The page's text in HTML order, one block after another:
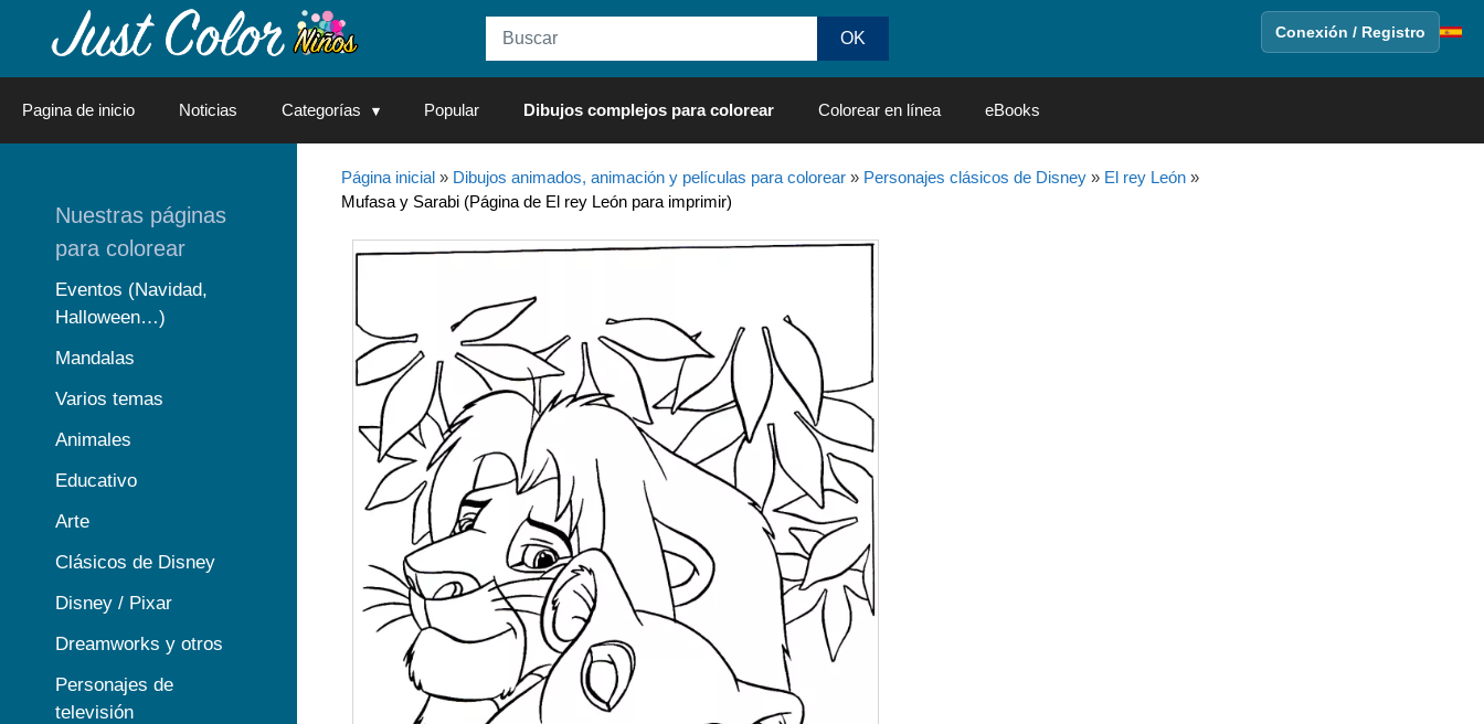
Conexión / Registro
Pagina de inicio Noticias Categorías Popular Dibujos complejos para colorear Colorear en línea eBooks
Página inicial» Dibujos animados, animación y películas para colorear» Personajes clásicos de Disney» El rey León»
Mufasa y Sarabi (Página de El rey León para imprimir)
Nuestras páginas
para colorear
Eventos (Navidad,
Halloween…)
Mandalas
Varios temas
Animales
Educativo
Arte
Clásicos de Disney
Disney / Pixar
Dreamworks y otros
Personajes de
televisión